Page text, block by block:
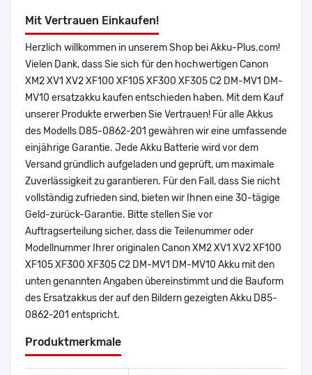
Mit Vertrauen Einkaufen!
Herzlich willkommen in unserem Shop bei Akku-Plus.com!
Vielen Dank, dass Sie sich für den hochwertigen Canon
XM2 XV1 XV2 XF100 XF105 XF300 XF305 C2 DM-MV1 DM-
MV10 ersatzakku kaufen entschieden haben. Mit dem Kauf
unserer Produkte erwerben Sie Vertrauen! Für alle Akkus
des Modells D85-0862-201 gewähren wir eine umfassende
einjährige Garantie. Jede Akku Batterie wird vor dem
Versand gründlich aufgeladen und geprüft, um maximale
Zuverlässigkeit zu garantieren. Für den Fall, dass Sie nicht
vollständig zufrieden sind, bieten wir Ihnen eine 30-tägige
Geld-zurück-Garantie. Bitte stellen Sie vor
Auftragserteilung sicher, dass die Teilenummer oder
Modellnummer Ihrer originalen Canon XM2 XV1 XV2 XF100
XF105 XF300 XF305 C2 DM-MV1 DM-MV10 Akku mit den
unten genannten Angaben übereinstimmt und die Bauform
des Ersatzakkus der auf den Bildern gezeigten Akku D85-
0862-201 entspricht.
Produktmerkmale